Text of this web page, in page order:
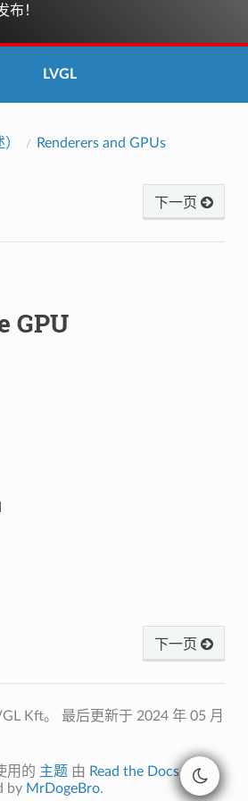
布！
LVGL
Renderers and GPUs
下一页
GPU
下一页
Kft。 最后更新于 2024 年 05 月
用的 主题 由 Read the Docs开发.
by MrDogeBro.